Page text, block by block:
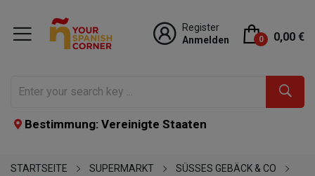
Register
Anmelden
0 0,00 €
Bestimmung: Vereinigte Staaten
STARTSEITE SUPERMARKT
SÜSSES GEBÄCK & CO